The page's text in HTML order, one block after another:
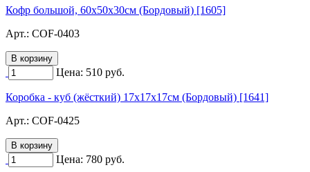
Кофр большой, 60х50х30см (Бордовый) [1605]
Арт.: COF-0403
Цена: 510 руб.
Коробка - куб (жёсткий) 17х17х17см (Бордовый) [1641]
Арт.: COF-0425
Цена: 780 руб.